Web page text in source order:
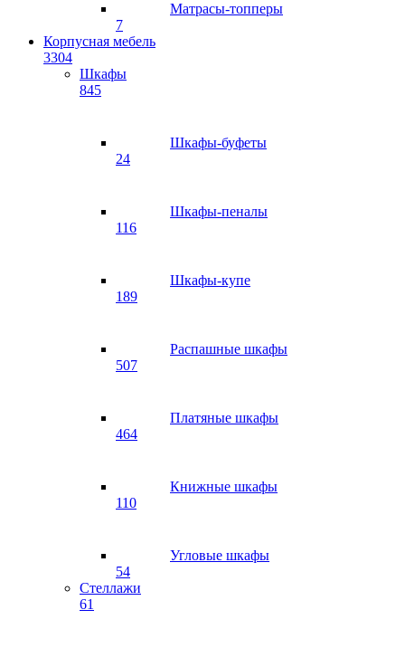
Матрасы-топперы
7
Корпусная мебель
3304
Шкафы
845
Шкафы-буфеты
24
Шкафы-пеналы
116
Шкафы-купе
189
Распашные шкафы
507
Платяные шкафы
464
Книжные шкафы
110
Угловые шкафы
54
Стеллажи
61